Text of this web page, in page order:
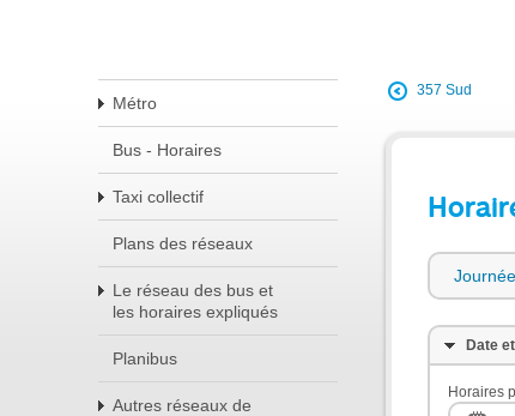
Métro
Bus - Horaires
Taxi collectif
Plans des réseaux
Le réseau des bus et
les horaires expliqués
Planibus
Autres réseaux de
357 Sud
Journée
Date
Horaires